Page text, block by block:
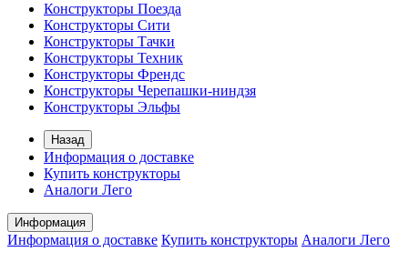
Конструкторы Поезда
Конструкторы Сити
Конструкторы Тачки
Конструкторы Техник
Конструкторы Френдс
Конструкторы Черепашки-ниндзя
Конструкторы Эльфы
Назад
Информация о доставке
Купить конструкторы
Аналоги Лего
Информация
Информация о доставке Купить конструкторы Аналоги Лего